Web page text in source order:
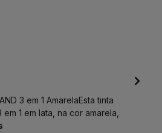
3 em 1 AmarelaEsta tinta
1 em lata, na cor amarela,